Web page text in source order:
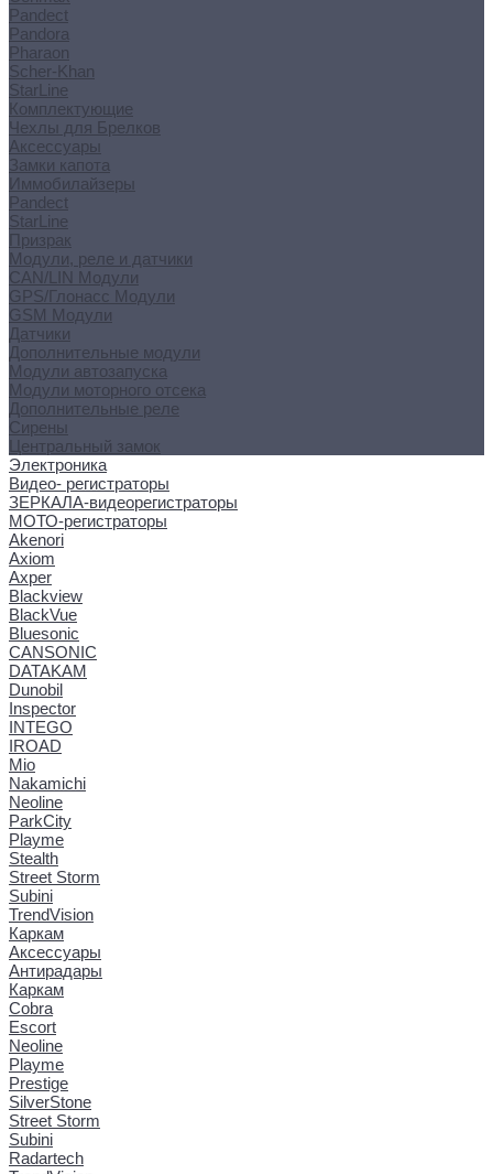
Pandect
Pandora
Pharaon
Scher-Khan
StarLine
Комплектующие
Чехлы для Брелков
Аксессуары
Замки капота
Иммобилайзеры
Pandect
StarLine
Призрак
Модули, реле и датчики
CAN/LIN Модули
GPS/Глонасс Модули
GSM Модули
Датчики
Дополнительные модули
Модули автозапуска
Модули моторного отсека
Дополнительные реле
Сирены
Центральный замок
Электроника
Видео- регистраторы
ЗЕРКАЛА-видеорегистраторы
МОТО-регистраторы
Akenori
Axiom
Axper
Blackview
BlackVue
Bluesonic
CANSONIC
DATAKAM
Dunobil
Inspector
INTEGO
IROAD
Mio
Nakamichi
Neoline
ParkCity
Playme
Stealth
Street Storm
Subini
TrendVision
Каркам
Аксессуары
Антирадары
Каркам
Cobra
Escort
Neoline
Playme
Prestige
SilverStone
Street Storm
Subini
Radartech